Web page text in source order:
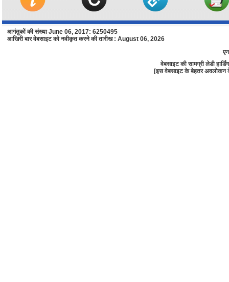
आगंतुकों की संख्या June 06, 2017: 6250495
आखिरी बार वेबसाइट को नवीकृत करने की तारीख : August 06, 2026
वेबसाइट की सामग्री लेडी
[इस वेबसाइट के बेहतर अवलोकन